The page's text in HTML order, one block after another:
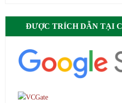
ĐƯỢC TRÍCH DẪN TẠI